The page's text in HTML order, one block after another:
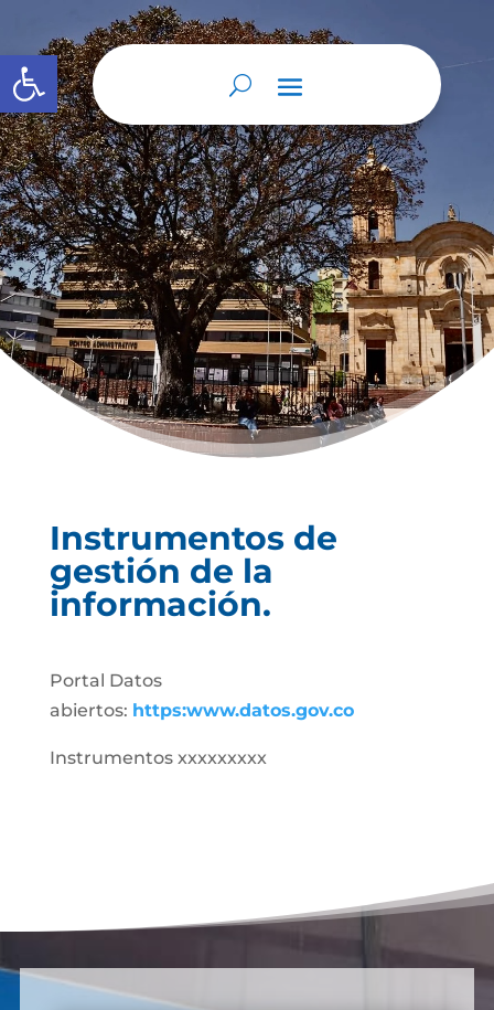
Abrir barra de herramientas
Home 9 Instrumentos de gestión de la
información. 9 Instrumentos de gestión de la
información.
Instrumentos de
gestión de la
información.
Portal Datos
abiertos: https:www.datos.gov.co
Instrumentos xxxxxxxxx